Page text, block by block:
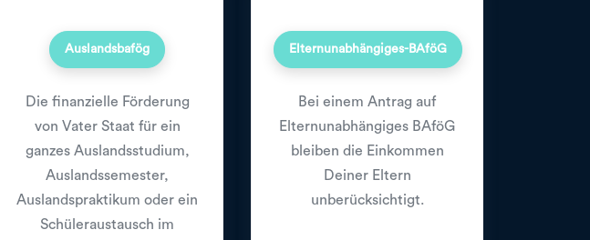
Auslandsbafög
Die finanzielle Förderung
von Vater Staat für ein
ganzes Auslandsstudium,
Auslandssemester,
Auslandspraktikum oder ein
Schüleraustausch im
Elternunabhängiges-BAföG
Bei einem Antrag auf
Elternunabhängiges BAföG
bleiben die Einkommen
Deiner Eltern
unberücksichtigt.